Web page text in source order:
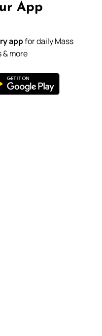
App
appfor daily Mass
& more